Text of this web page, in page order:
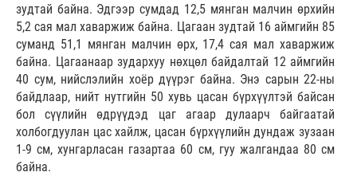
зудтай байна. Эдгээр сумдад 12,5 мянган малчин өрхийн
5,2 сая мал хаваржиж байна. Цагаан зудтай 16 аймгийн 85
суманд 51,1 мянган малчин өрх, 17,4 сая мал хаваржиж
байна. Цагаанаар зудархуу нөхцөл байдалтай 12 аймгийн
40 сум, нийслэлийн хоёр дүүрэг байна. Энэ сарын 22-ны
байдлаар, нийт нутгийн 50 хувь цасан бүрхүүлтэй байсан
бол сүүлийн өдрүүдэд цаг агаар дулаарч байгаатай
холбогдуулан цас хайлж, цасан бүрхүүлийн дундаж зузаан
1-9 см, хунгарласан газартаа 60 см, гуу жалгандаа 80 см
байна.